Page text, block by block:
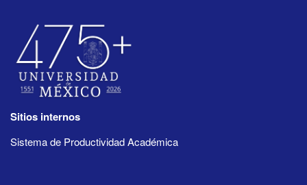
Sitios internos
Sistema de Productividad Académica